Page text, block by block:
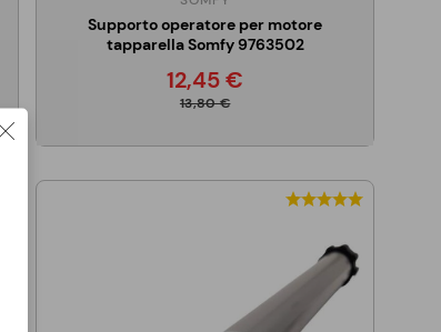
Supporto operatore per motore
tapparella Somfy 9763502
12,45 €
13,80 €